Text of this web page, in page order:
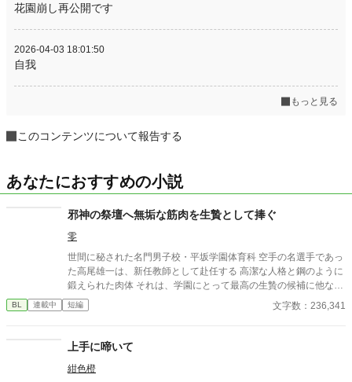
花園崩し再公開です
2026-04-03 18:01:50
自我
もっと見る
このコンテンツについて報告する
あなたにおすすめの小説
邪神の祭壇へ無垢な筋肉を生贄として捧ぐ
零
世間に秘された名門男子校・平坂学園体育科 空手の名選手であっ
た高尾雄一は、新任教師として赴任する 高潔な人格と鋼のように
鍛えられた肉体 それは、学園にとって最高の生贄の候補に他なら
なかった 至高の筋肉を持つ、精神を削られ意志をなくした青年を
太古の神に捧げるため、“水”、“風”、“土”の信奉者達が暗躍する 意
校で繰り広げられるダークファンタジー
BL 連載中 短編 文字数：236,341
上手に啼いて
紺色橙